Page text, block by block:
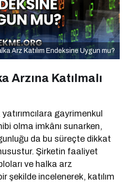
Arz Katılım Endeksine Uygun mu?
Arzına Katılmalı
gayrimenkul
olma imkânı sunarken,
da bu süreçte dikkat
Şirketin faaliyet
ve halka arz
şekilde incelenerek, katılım